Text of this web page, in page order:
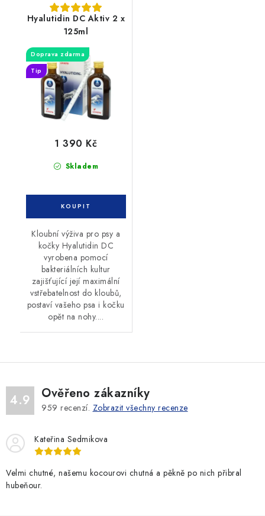
Hyalutidin DC Aktiv 2 x
125ml
Doprava zdarma
Tip
Skladem
1 390 Kč
Kloubní výživa pro psy a
kočky Hyalutidin DC
vyrobena pomocí
bakteriálních kultur
zajišťující její maximální
vstřebatelnost do kloubů,
postaví vašeho psa i kočku
opět na nohy....
4.9 Ověřeno zákazníky
959 recenzí. Zobrazit všechny recenze
Kateřina Sedmikova
Velmi chutné, našemu kocourovi chutná a pěkně po nich přibral
hubeňour.